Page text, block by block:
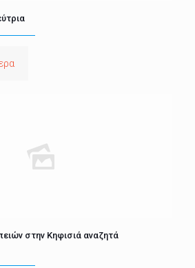
στην Κηφισιά αναζητά